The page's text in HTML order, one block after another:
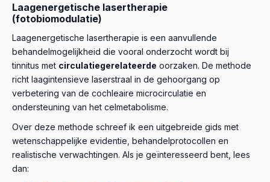
Laagenergetische lasertherapie
(fotobiomodulatie)
Laagenergetische lasertherapie is een aanvullende
behandelmogelijkheid die vooral onderzocht wordt bij
tinnitus met circulatiegerelateerde oorzaken. De methode
richt laagintensieve laserstraal in de gehoorgang op
verbetering van de cochleaire microcirculatie en
ondersteuning van het celmetabolisme.
Over deze methode schreef ik een uitgebreide gids met
wetenschappelijke evidentie, behandelprotocollen en
realistische verwachtingen. Als je geïnteresseerd bent, lees
dan: